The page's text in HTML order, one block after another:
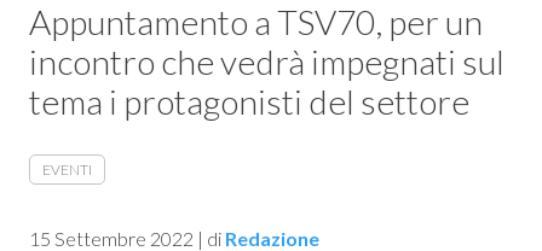
Appuntamento a TSV70, per un
incontro che vedrà impegnati sul
tema i protagonisti del settore
EVENTI
15 Settembre 2022 | di Redazione